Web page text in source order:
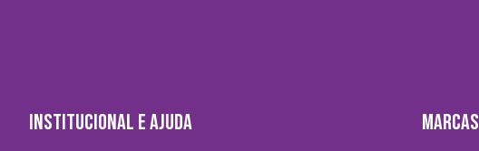
INSTITUCIONAL E AJUDA MARCAS